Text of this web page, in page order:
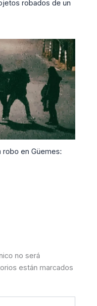
robados de un
en Güemes:
no será
están marcados